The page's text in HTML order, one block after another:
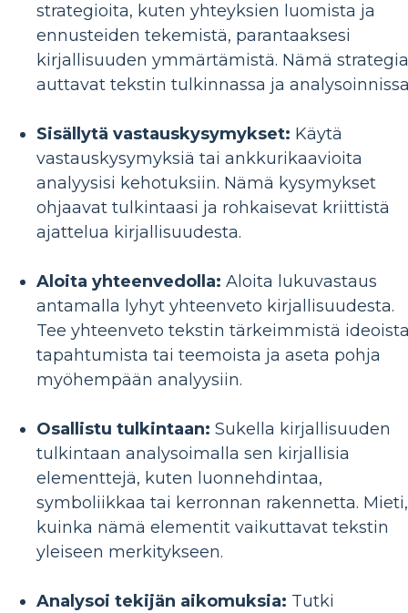
strategioita, kuten yhteyksien luomista ja
ennusteiden tekemistä, parantaaksesi
kirjallisuuden ymmärtämistä. Nämä
auttavat tekstin tulkinnassa ja
Sisällytä vastauskysymykset: Käytä
vastauskysymyksiä tai ankkurikaavioita
analyysisi kehotuksiin. Nämä kysymykset
ohjaavat tulkintaasi ja rohkaisevat kriittistä
ajattelua kirjallisuudesta.
Aloita yhteenvedolla: Aloita lukuvastaus
antamalla lyhyt yhteenveto kirjallisuudesta.
Tee yhteenveto tekstin tärkeimmistä
tapahtumista tai teemoista ja aseta pohja
myöhempään analyysiin.
Osallistu tulkintaan: Sukella kirjallisuuden
tulkintaan analysoimalla sen kirjallisia
elementtejä, kuten luonnehdintaa,
symboliikkaa tai kerronnan rakennetta. Mieti,
kuinka nämä elementit vaikuttavat tekstin
yleiseen merkitykseen.
Analysoi tekijän aikomuksia: Tutki